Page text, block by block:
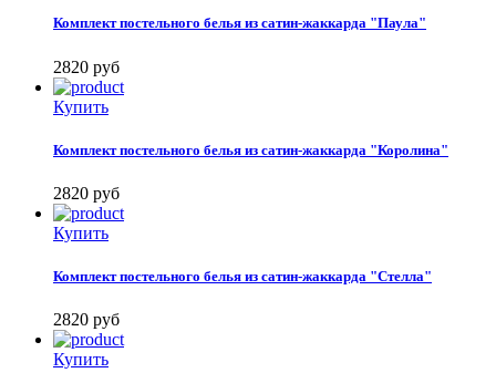
Комплект постельного белья из сатин-жаккарда "Паула"
2820 руб
Купить
Комплект постельного белья из сатин-жаккарда "Королина"
2820 руб
Купить
Комплект постельного белья из сатин-жаккарда "Стелла"
2820 руб
Купить